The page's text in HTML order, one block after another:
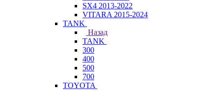
SX4 2013-2022
VITARA 2015-2024
TANK
Назад
TANK
300
400
500
700
TOYOTA